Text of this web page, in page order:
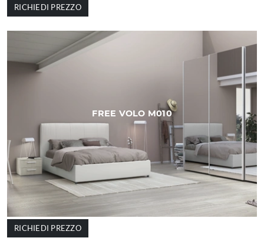
RICHIEDI PREZZO
FREE VOLO M010
RICHIEDI PREZZO